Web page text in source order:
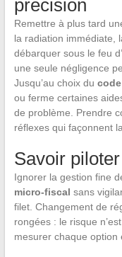
précision
Remettre à plus tard
la radiation immédiate,
débarquer sous le feu
une seule négligence
Jusqu’au choix du code
ou ferme certaines
de problème. Prendre
réflexes qui façonnent
Savoir
Ignorer la gestion fine
micro-fiscal sans
filet. Changement de
rongées : le risque
mesurer chaque option